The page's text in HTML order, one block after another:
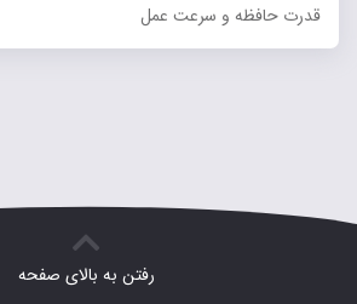
قدرت حافظه و سرعت عمل
رفتن به بالای صفحه